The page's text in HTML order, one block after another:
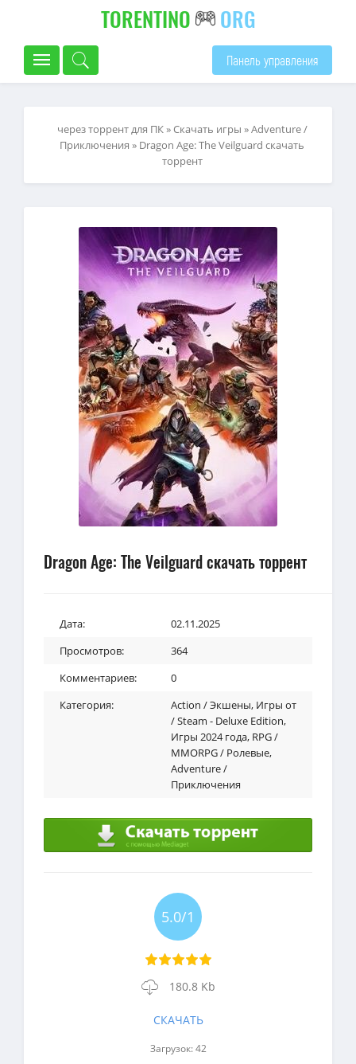
TORENTINO ORG
Панель управления
через торрент для ПК»Скачать игры »Adventure /
Приключения » Dragon Age: The Veilguard скачать
торрент
Dragon Age: The Veilguard скачать торрент
Дата:
02.11.2025
Просмотров:
364
Комментариев:
0
Категория:
Action / Экшены, Игры от
/ Steam - Deluxe Edition,
Игры 2024 года, RPG /
MMORPG / Ролевые,
Adventure /
Приключения
5.0/1
180.8 Kb
СКАЧАТЬ
Загрузок: 42